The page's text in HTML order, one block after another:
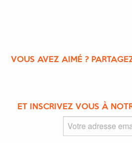
VOUS AVEZ AIMÉ ?
ET INSCRIVEZ VOUS À